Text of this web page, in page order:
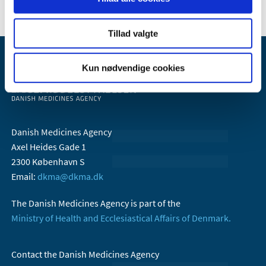
Tillad valgte
Kun nødvendige cookies
Danish Medicines Agency
Axel Heides Gade 1
2300 København S
Email: dkma@dkma.dk
The Danish Medicines Agency is part of the
Ministry of Health and Ecclesiastical Affairs of Denmark.
Contact the Danish Medicines Agency